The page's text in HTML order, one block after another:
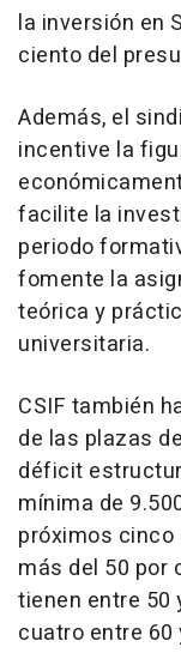
la inversión en
ciento del
Además, el
incentive la
facilite la
periodo
fomente la
teórica y
universitaria.
CSIF también
de las plazas
déficit
mínima de
próximos cinco
más del 50 por
tienen entre 50
cuatro entre 60